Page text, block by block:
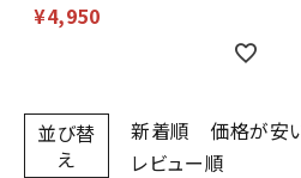
¥4,950
並び替
え
新着順 価格が安
レビュー順